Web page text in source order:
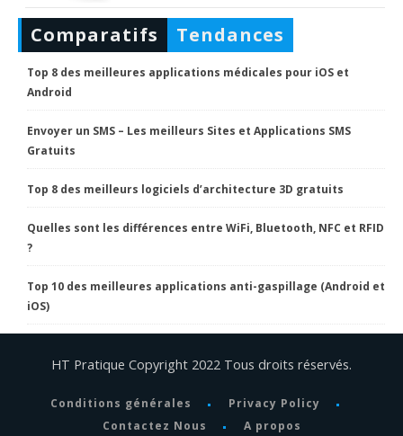
Comparatifs Tendances
Top 8 des meilleures applications médicales pour iOS et
Android
Envoyer un SMS – Les meilleurs Sites et Applications SMS
Gratuits
Top 8 des meilleurs logiciels d’architecture 3D gratuits
Quelles sont les différences entre WiFi, Bluetooth, NFC et RFID
?
Top 10 des meilleures applications anti-gaspillage (Android et
iOS)
HT Pratique Copyright 2022 Tous droits réservés.
Conditions générales
Privacy Policy
Contactez Nous
A propos